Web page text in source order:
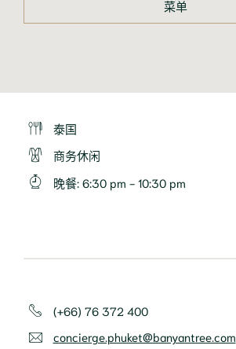
菜单
泰国
商务休闲
晚餐: 6:30 pm - 10:30 pm
(+66) 76 372 400
concierge.phuket@banyantree.com